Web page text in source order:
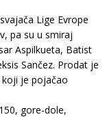
Lige Evrope
pa su u smiraj
Aspilkueta, Batist
Sančez. Prodat je
je pojačao
gore-dole,